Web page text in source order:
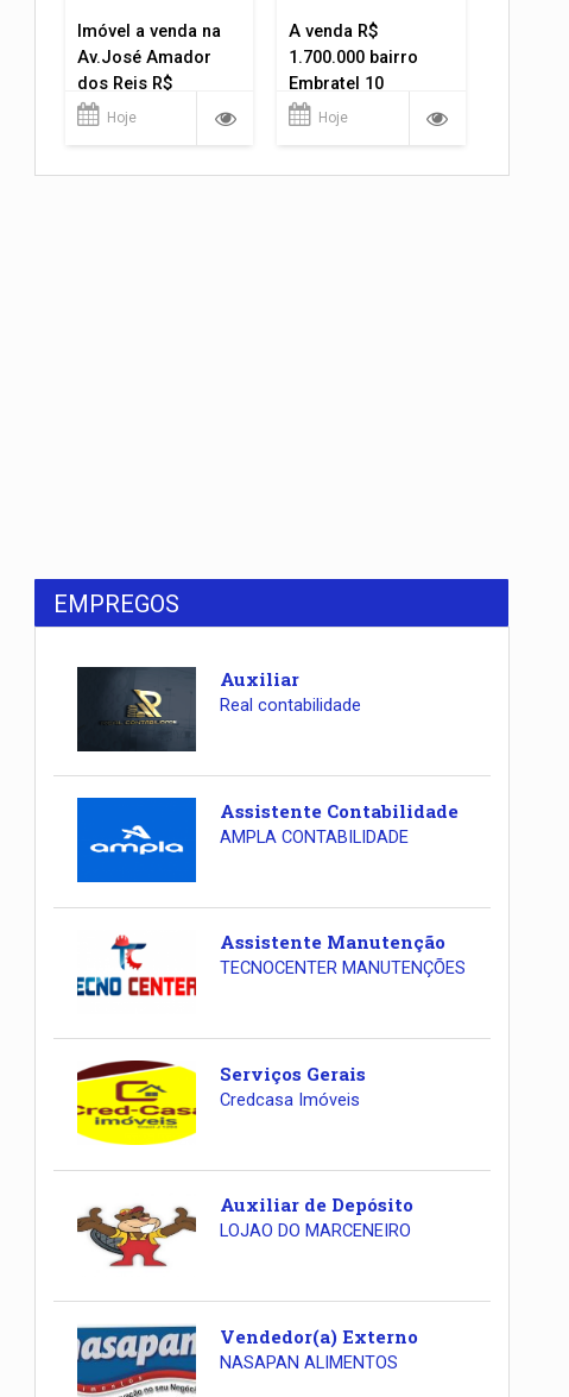
Imóvel a venda na
Av.José Amador
dos Reis R$
1.400.000
Hoje
A venda R$
1.700.000 bairro
Embratel 10
apartamentos!
Hoje
EMPREGOS
Auxiliar
Real contabilidade
Assistente Contabilidade
AMPLA CONTABILIDADE
Assistente Manutenção
TECNOCENTER MANUTENÇÕES
Serviços Gerais
Credcasa Imóveis
Auxiliar de Depósito
LOJAO DO MARCENEIRO
Vendedor(a) Externo
NASAPAN ALIMENTOS